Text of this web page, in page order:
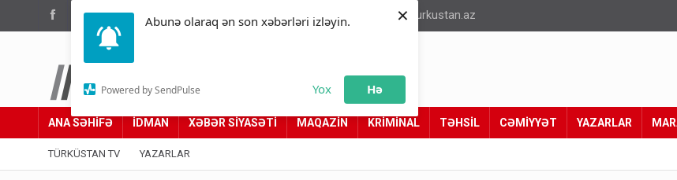
Abunə olaraq ən son xəbərləri izləyin.
Powered by SendPulse Yox Hə
×
(012) 449 94 05 info@turkustan.az
Türküstan.az
Adımız yolumuzdur
ANA SƏHİFƏ İDMAN XƏBƏR SİYASƏTİ MAQAZİN KRİMİNAL TƏHSİL CƏMİYYƏT YAZARLAR
TÜRKÜSTAN TV YAZARLAR